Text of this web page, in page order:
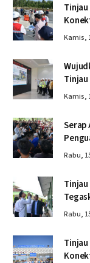
Kamis,
Kamis,
Serap
Rabu,
Tinjau
Rabu,